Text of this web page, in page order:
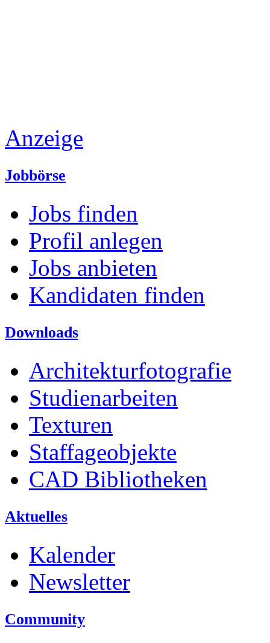
Anzeige
Jobbörse
Jobs finden
Profil anlegen
Jobs anbieten
Kandidaten finden
Downloads
Architekturfotografie
Studienarbeiten
Texturen
Staffageobjekte
CAD Bibliotheken
Aktuelles
Kalender
Newsletter
Community